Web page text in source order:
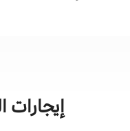
إيجارات